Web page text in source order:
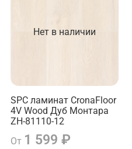
Нет в наличии
SPC ламинат CronaFloor
4V Wood Дуб Монтара
ZH-81110-12
От 1 599 ₽